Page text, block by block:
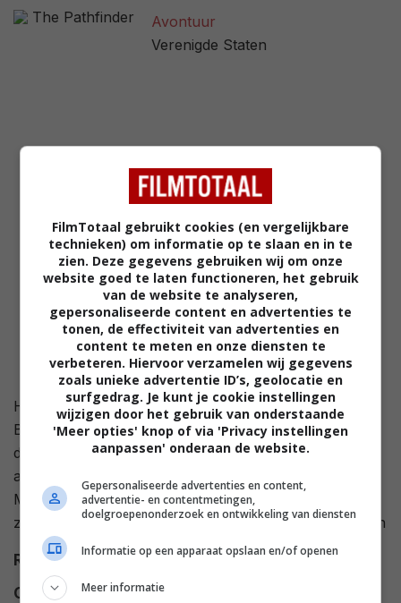
2,6/ 7
Avontuur
Verenigde Staten
Het is 1850 ten tijde van oorlog en de legendarische
Britse scout The Pathfinder baant zich een weg door
de wildernis. Hij wordt vergezeld door zijn
adoptievader, de indiaan Chingachgook en de knappe
Mabel Dunham. Zijn uiteindelijke missie is om het
zwaarbeveiligde fort van de Fransen binnen te dringen
Regie Donald Shebib.
Cast
Kevin Dillon
FilmTotaal gebruikt cookies (en vergelijkbare
technieken) om informatie op te slaan en in te
zien. Deze gegevens gebruiken wij om onze
website goed te laten functioneren, het gebruik
van de website te analyseren,
gepersonaliseerde content en advertenties te
tonen, de effectiviteit van advertenties en
content te meten en onze diensten te
verbeteren. Hiervoor verzamelen wij gegevens
zoals unieke advertentie ID’s, geolocatie en
surfgedrag. Je kunt je cookie instellingen
wijzigen door het gebruik van onderstaande
'Meer opties' knop of via 'Privacy instellingen
aanpassen' onderaan de website.
Gepersonaliseerde advertenties en content,
advertentie- en contentmetingen,
doelgroepenonderzoek en ontwikkeling van diensten
Informatie op een apparaat opslaan en/of openen
Meer informatie